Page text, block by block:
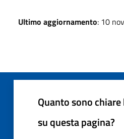
Ultimo aggiornamento: 10
Quanto sono
su questa pagina?